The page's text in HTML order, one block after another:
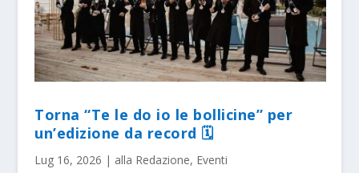
Torna “Te le do io le bollicine” per
un’edizione da record 🗓
Lug 16, 2026 | alla Redazione, Eventi